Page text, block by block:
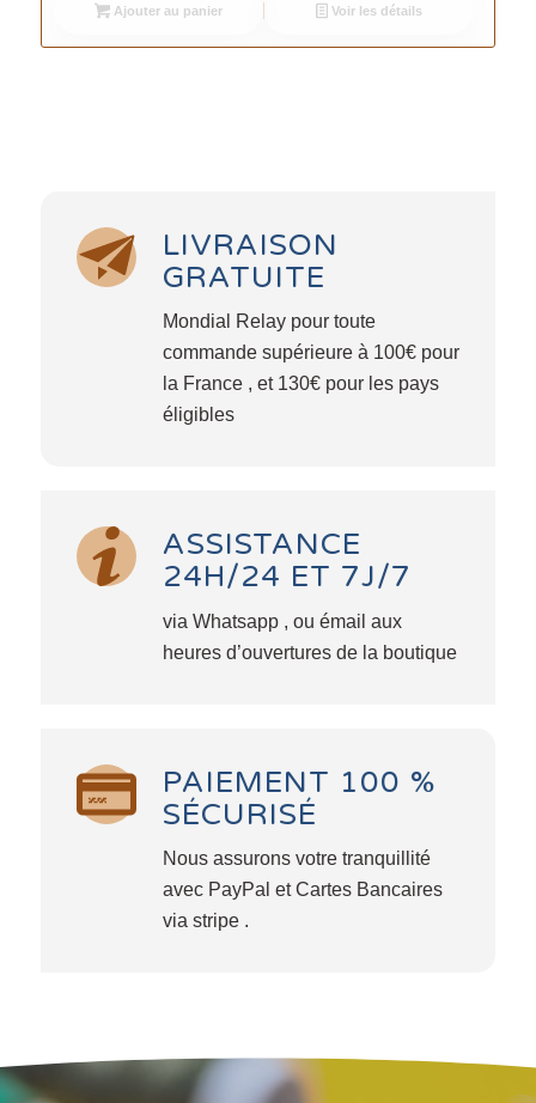
Ajouter au panier Voir les détails
LIVRAISON
GRATUITE
Mondial Relay pour toute
commande supérieure à 100€ pour
la France , et 130€ pour les pays
éligibles
ASSISTANCE
24H/24 ET 7J/7
via Whatsapp , ou émail aux
heures d’ouvertures de la boutique
PAIEMENT 100 %
SÉCURISÉ
Nous assurons votre tranquillité
avec PayPal et Cartes Bancaires
via stripe .